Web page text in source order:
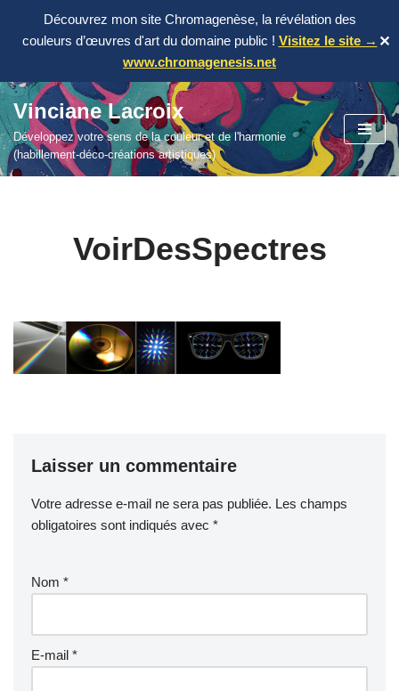
Découvrez mon site Chromagenèse, la révélation des
couleurs d’œuvres d'art du domaine public ! Visitez le site →
www.chromagenesis.net
✕
Aller
au
contenu
Vinciane Lacroix
Développez votre sens de la couleur et de l'harmonie
(habillement-déco-créations artistiques)
VoirDesSpectres
Laisser un commentaire
Votre adresse e-mail ne sera pas publiée. Les champs
obligatoires sont indiqués avec *
Nom *
E-mail *